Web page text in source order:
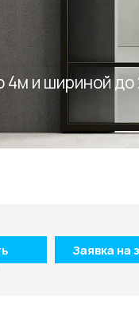
4м и шириной до
Заявка на